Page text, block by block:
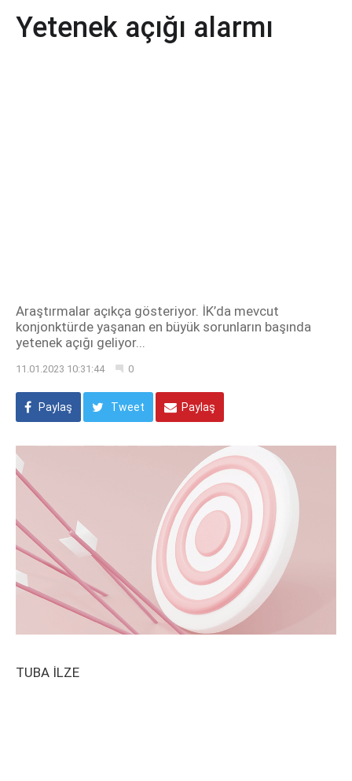
Yetenek açığı alarmı
Araştırmalar açıkça gösteriyor. İK’da mevcut
konjonktürde yaşanan en büyük sorunların başında
yetenek açığı geliyor...
11.01.2023 10:31:44 0
Paylaş Tweet Paylaş
TUBA İLZE